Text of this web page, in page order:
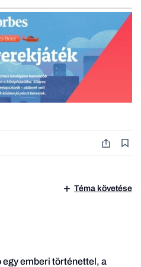
Téma követése
emberi történettel, a